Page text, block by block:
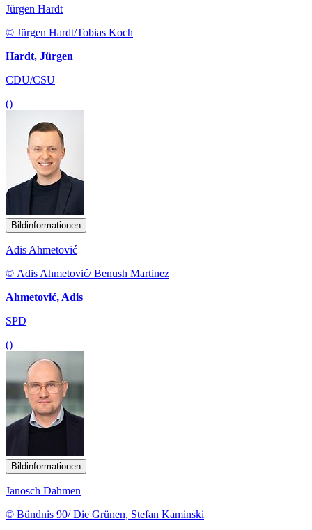
Jürgen Hardt
© Jürgen Hardt/Tobias Koch
Hardt, Jürgen
CDU/CSU
()
Bildinformationen
Adis Ahmetović
© Adis Ahmetović/ Benush Martinez
Ahmetović, Adis
SPD
()
Bildinformationen
Janosch Dahmen
© Bündnis 90/ Die Grünen, Stefan Kaminski